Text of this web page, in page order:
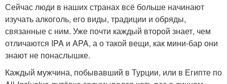
Сейчас люди в наших странах всё больше начинают
изучать алкоголь, его виды, традиции и обряды,
связанные с ним. Уже почти каждый второй знает, чем
отличаются IPA и APA, а о такой вещи, как мини-бар они
знают не понаслышке.
Каждый мужчина, побывавший в Турции, или в Египте по